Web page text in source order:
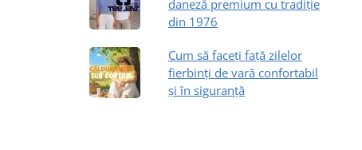
daneză premium cu tradiție
din 1976
Cum să faceți față zilelor
fierbinți de vară confortabil
și în siguranță